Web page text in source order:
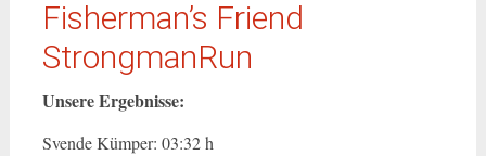
Fisherman’s Friend
StrongmanRun
Unsere Ergebnisse:
Svende Kümper: 03:32 h